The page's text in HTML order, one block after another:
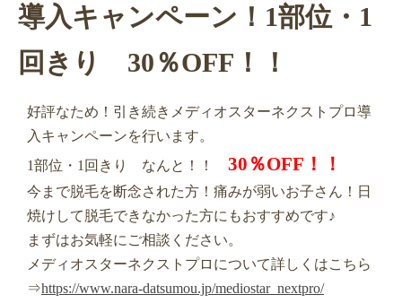
導入キャンペーン！1部位・1
回きり 30％OFF！！
好評なため！引き続きメディオスターネクストプロ導
入キャンペーンを行います。
1部位・1回きり なんと！！ 30％OFF！！
今まで脱毛を断念された方！痛みが弱いお子さん！日
焼けして脱毛できなかった方にもおすすめです♪
まずはお気軽にご相談ください。
メディオスターネクストプロについて詳しくはこちら
⇒https://www.nara-datsumou.jp/mediostar_nextpro/